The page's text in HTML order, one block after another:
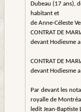
Dubeau (17 ans),
habitant et
de Anne-Céleste
CONTRAT DE
devant Hodiesme
CONTRAT DE
devant Hodiesme
Par devant les
royalle de
ledit Jean-